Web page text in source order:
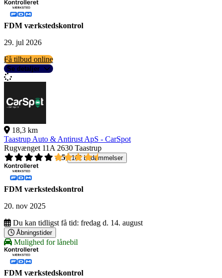
FDM værkstedskontrol
29. jul 2026
Få tilbud online
Se detaljer
18,3 km
Taastrup Auto & Antirust ApS - CarSpot
Rugvænget 11A 2630 Taastrup
4,5
162 bedømmelser
FDM værkstedskontrol
20. nov 2025
Du kan tidligst få tid: fredag d. 14. august
Åbningstider
Mulighed for lånebil
FDM værkstedskontrol